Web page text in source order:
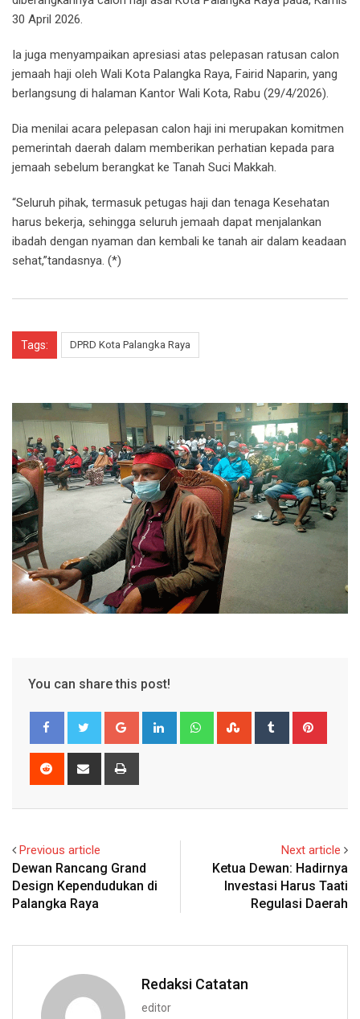
30 April 2026.
Ia juga menyampaikan apresiasi atas pelepasan ratusan calon
jemaah haji oleh Wali Kota Palangka Raya, Fairid Naparin, yang
berlangsung di halaman Kantor Wali Kota, Rabu (29/4/2026).
Dia menilai acara pelepasan calon haji ini merupakan komitmen
pemerintah daerah dalam memberikan perhatian kepada para
jemaah sebelum berangkat ke Tanah Suci Makkah.
“Seluruh pihak, termasuk petugas haji dan tenaga Kesehatan
harus bekerja, sehingga seluruh jemaah dapat menjalankan
ibadah dengan nyaman dan kembali ke tanah air dalam keadaan
sehat,”tandasnya. (*)
Tags: DPRD Kota Palangka Raya
You can share this post!
Google+ LinkedIn WhatsappStumbleUpon
Tumblr
Reddit
Share
Previous article
Dewan Rancang Grand
Design Kependudukan di
Palangka Raya
Next article
Ketua Dewan: Hadirnya
Investasi Harus Taati
Regulasi Daerah
Redaksi Catatan
editor